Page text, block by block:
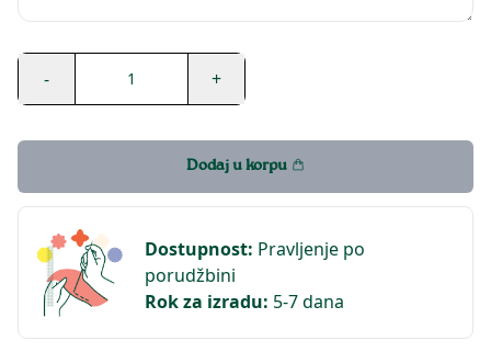
- 1 +
Dodaj u korpu
Dostupnost: Pravljenje po
porudžbini
Rok za izradu: 5-7 dana